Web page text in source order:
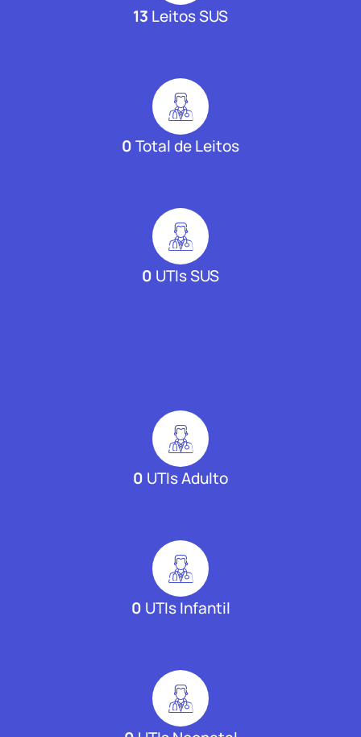
13 Leitos SUS
0Total de Leitos
0 UTIs SUS
0 UTIs Adulto
0 UTIs Infantil